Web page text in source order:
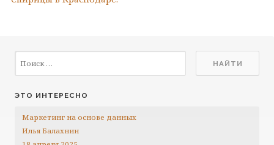
ЭТО ИНТЕРЕСНО
Маркетинг на основе данных
Илья Балахнин